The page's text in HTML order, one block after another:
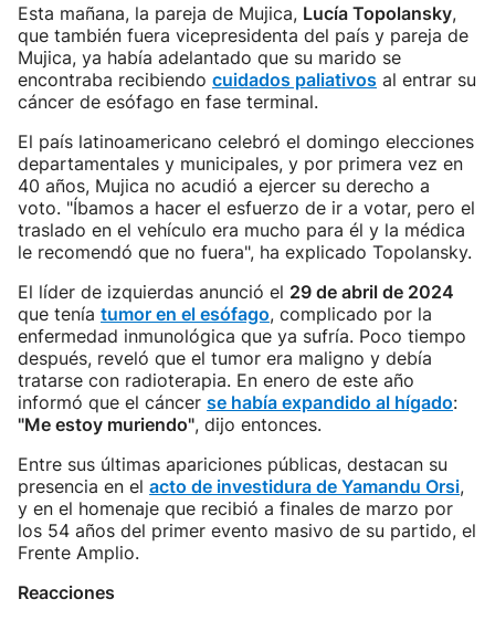
Esta mañana, la pareja de Mujica, Lucía Topolansky,
que también fuera vicepresidenta del país y pareja de
Mujica, ya había adelantado que su marido se
encontraba recibiendo cuidados paliativos al entrar su
cáncer de esófago en fase terminal.
El país latinoamericano celebró el domingo elecciones
departamentales y municipales, y por primera vez en
40 años, Mujica no acudió a ejercer su derecho a
voto. "Íbamos a hacer el esfuerzo de ir a votar, pero el
traslado en el vehículo era mucho para él y la médica
le recomendó que no fuera", ha explicado Topolansky.
El líder de izquierdas anunció el 29 de abril de 2024
que tenía tumor en el esófago, complicado por la
enfermedad inmunológica que ya sufría. Poco tiempo
después, reveló que el tumor era maligno y debía
tratarse con radioterapia. En enero de este año
informó que el cáncer se había expandido al hígado:
"Me estoy muriendo", dijo entonces.
Entre sus últimas apariciones públicas, destacan su
presencia en el acto de investidura de Yamandu Orsi,
y en el homenaje que recibió a finales de marzo por
los 54 años del primer evento masivo de su partido, el
Frente Amplio.
Reacciones